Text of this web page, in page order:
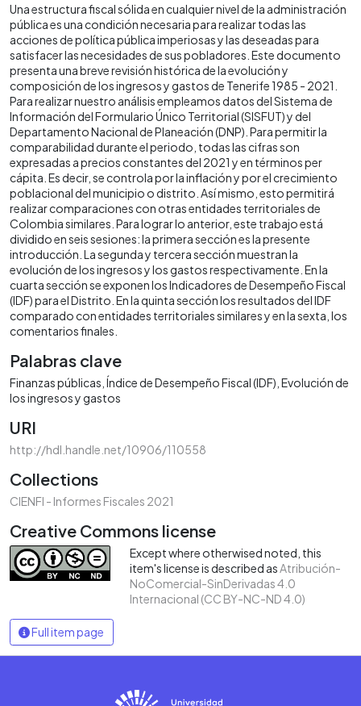
Una estructura fiscal sólida en cualquier nivel de la administración
pública es una condición necesaria para realizar todas las
acciones de política pública imperiosas y las deseadas para
satisfacer las necesidades de sus pobladores. Este documento
presenta una breve revisión histórica de la evolución y
composición de los ingresos y gastos de Tenerife 1985 - 2021.
Para realizar nuestro análisis empleamos datos del Sistema de
Información del Formulario Único Territorial (SISFUT) y del
Departamento Nacional de Planeación (DNP). Para permitir la
comparabilidad durante el periodo, todas las cifras son
expresadas a precios constantes del 2021 y en términos per
cápita. Es decir, se controla por la inflación y por el crecimiento
poblacional del municipio o distrito. Así mismo, esto permitirá
realizar comparaciones con otras entidades territoriales de
Colombia similares. Para lograr lo anterior, este trabajo está
dividido en seis sesiones: la primera sección es la presente
introducción. La segunda y tercera sección muestran la
evolución de los ingresos y los gastos respectivamente. En la
cuarta sección se exponen los Indicadores de Desempeño Fiscal
(IDF) para el Distrito. En la quinta sección los resultados del IDF
comparado con entidades territoriales similares y en la sexta, los
comentarios finales.
Palabras clave
Finanzas públicas Índice de Desempeño Fiscal (IDF) Evolución de
los ingresos y gastos
URI
http://hdl.handle.net/10906/110558
Collections
CIENFI - Informes Fiscales 2021
Creative Commons license
Except where otherwised noted, this
item's license is described asAtribución-
NoComercial-SinDerivadas 4.0
Internacional (CC BY-NC-ND 4.0)
Full item page